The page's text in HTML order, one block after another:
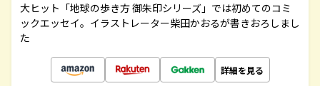
大ヒット「地球の歩き方 御朱印シリーズ」では初めてのコミ
ックエッセイ。イラストレーター柴田かおるが書きおろしまし
た
詳細を見る